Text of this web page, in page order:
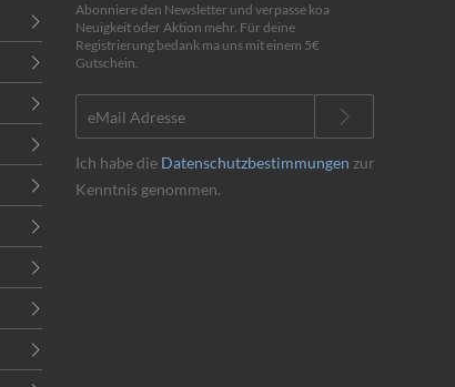
Abonniere den Newsletter und verpasse koa
Neuigkeit oder Aktion mehr. Für deine
Registrierung bedank ma uns mit einem 5€
Gutschein.
Ich habe die Datenschutzbestimmungen zur
Kenntnis genommen.